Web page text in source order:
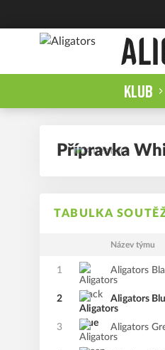
KLUB
Přípravka
TABULKA
Název týmu
1 Aligators
2 Aligators
3 Aligators